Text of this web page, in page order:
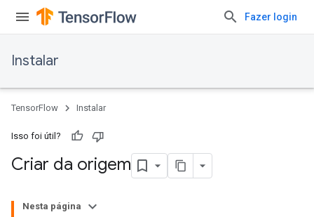
Fazer login
Instalar
TensorFlow Instalar
Isso foi útil?
Criar da origem
Nesta página